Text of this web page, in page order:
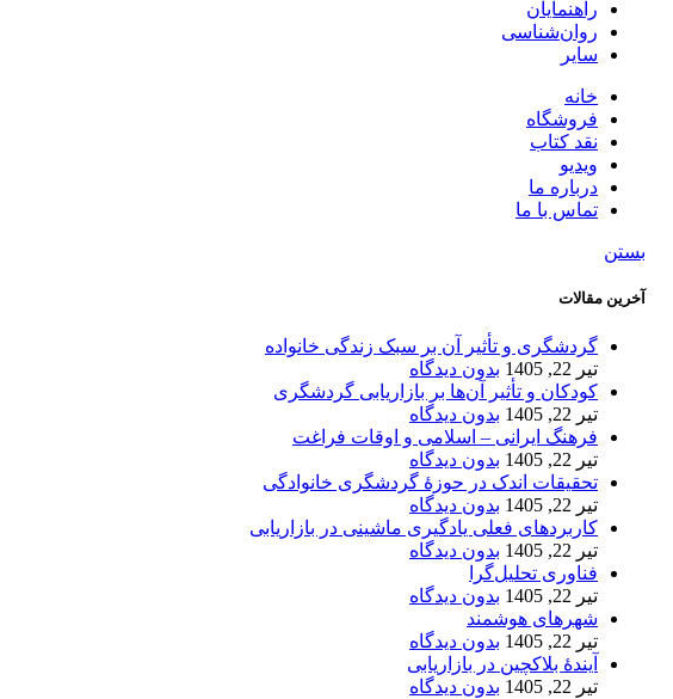
راهنمایان
روان‌شناسی
سایر
خانه
فروشگاه
نقد کتاب
ویدیو
درباره‌ ما
تماس با ما
بستن
آخرین مقالات
گردشگری و تأثیر آن بر سبک زندگی خانواده
تیر 22, 1405
بدون دیدگاه
کودکان و تأثیر آن‌ها بر بازاریابی گردشگری
تیر 22, 1405
بدون دیدگاه
فرهنگ ایرانی – اسلامی و اوقات فراغت
تیر 22, 1405
بدون دیدگاه
تحقیقات اندک در حوزۀ گردشگری خانوادگی
تیر 22, 1405
بدون دیدگاه
کاربردهای فعلی یادگیری ماشینی در بازاریابی
تیر 22, 1405
بدون دیدگاه
فناوری تحلیل‌گرا
تیر 22, 1405
بدون دیدگاه
شهرهای هوشمند
تیر 22, 1405
بدون دیدگاه
آیندۀ بلاکچین در بازاریابی
تیر 22, 1405
بدون دیدگاه